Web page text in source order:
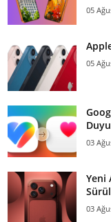
05
05
03
Yeni
03